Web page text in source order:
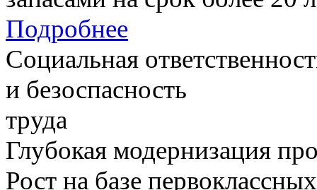
Подробнее
Социальная
и безоспасность
труда
Глубокая модернизация
Рост на базе